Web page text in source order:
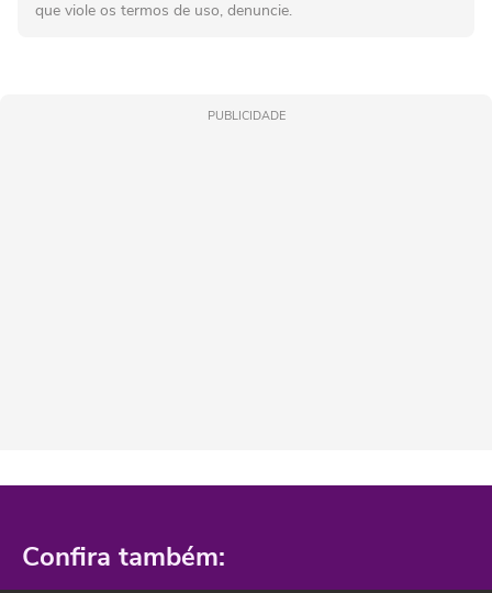
que viole os termos de uso, denuncie.
PUBLICIDADE
Confira também: